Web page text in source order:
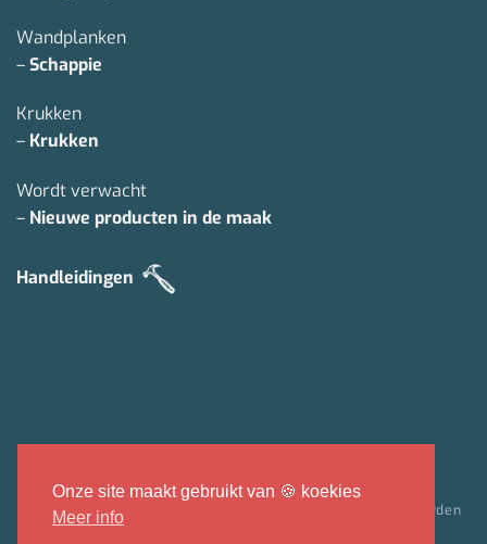
Wandplanken
–Schappie
Krukken
– Krukken
Wordt verwacht
– Nieuwe producten in de maak
Handleidingen
Verzending & retour
Algemene voorwaarden
Onze site maakt gebruikt van 🍪 koekies
Meer info